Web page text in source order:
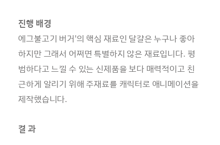
진행 배경
에그불고기 버거'의 핵심 재료인 달걀은 누구나 좋아
하지만 그래서 어쩌면 특별하지 않은 재료입니다. 평
범하다고 느낄 수 있는 신제품을 보다 매력적이고 친
근하게 알리기 위해 주재료를 캐릭터로 애니메이션을
제작했습니다.
결 과